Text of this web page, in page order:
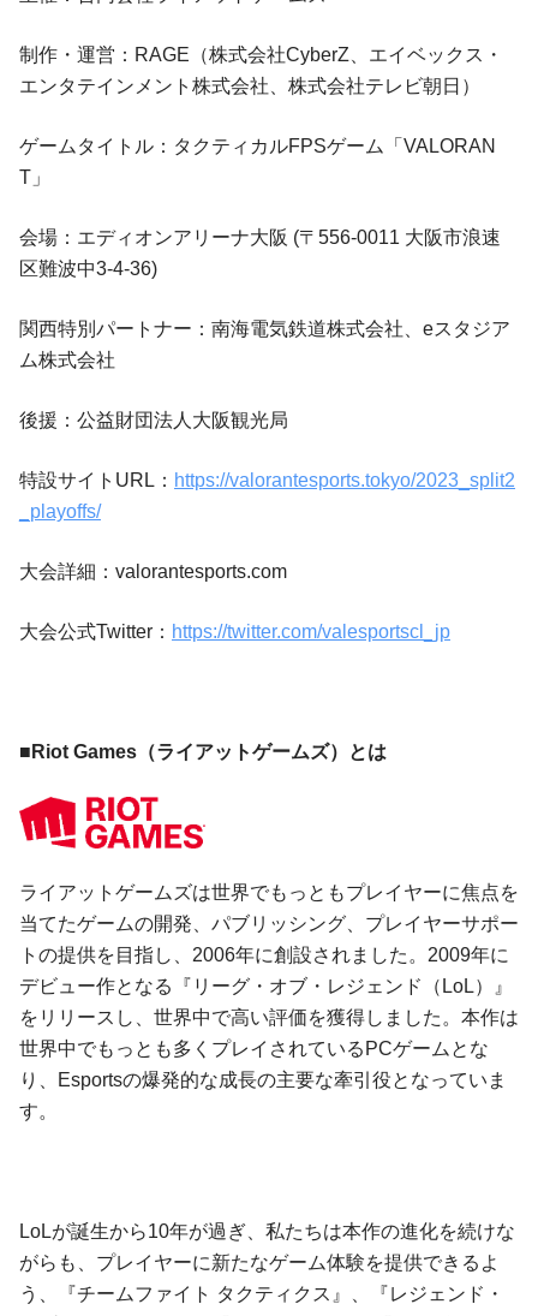
制作・運営：RAGE（株式会社CyberZ、エイベックス・
エンタテインメント株式会社、株式会社テレビ朝日）
ゲームタイトル：タクティカルFPSゲーム「VALORAN
T」
会場：エディオンアリーナ大阪 (〒556-0011 大阪市浪速
区難波中3-4-36)
関西特別パートナー：南海電気鉄道株式会社、eスタジア
ム株式会社
後援：公益財団法人大阪観光局
特設サイトURL： https://valorantesports.tokyo/2023_split2
_playoffs/
大会詳細：valorantesports.com
大会公式Twitter： https://twitter.com/valesportscl_jp
■Riot Games（ライアットゲームズ）とは
ライアットゲームズは世界でもっともプレイヤーに焦点を
当てたゲームの開発、パブリッシング、プレイヤーサポー
トの提供を目指し、2006年に創設されました。2009年に
デビュー作となる『リーグ・オブ・レジェンド（LoL）』
をリリースし、世界中で高い評価を獲得しました。本作は
世界中でもっとも多くプレイされているPCゲームとな
り、Esportsの爆発的な成長の主要な牽引役となっていま
す。
LoLが誕生から10年が過ぎ、私たちは本作の進化を続けな
がらも、プレイヤーに新たなゲーム体験を提供できるよ
う、『チームファイト タクティクス』、『レジェンド・